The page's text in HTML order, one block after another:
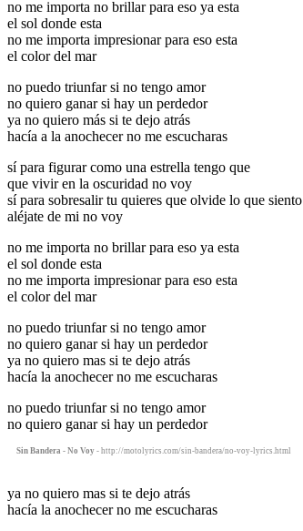
no me importa no brillar para eso ya esta
el sol donde esta
no me importa impresionar para eso esta
el color del mar
no puedo triunfar si no tengo amor
no quiero ganar si hay un perdedor
ya no quiero más si te dejo atrás
hacía a la anochecer no me escucharas
sí para figurar como una estrella tengo que
que vivir en la oscuridad no voy
sí para sobresalir tu quieres que olvide lo que siento
aléjate de mi no voy
no me importa no brillar para eso ya esta
el sol donde esta
no me importa impresionar para eso esta
el color del mar
no puedo triunfar si no tengo amor
no quiero ganar si hay un perdedor
ya no quiero mas si te dejo atrás
hacía la anochecer no me escucharas
no puedo triunfar si no tengo amor
no quiero ganar si hay un perdedor
Sin Bandera - No Voy - http://motolyrics.com/sin-bandera/no-voy-lyrics.html
ya no quiero mas si te dejo atrás
hacía la anochecer no me escucharas